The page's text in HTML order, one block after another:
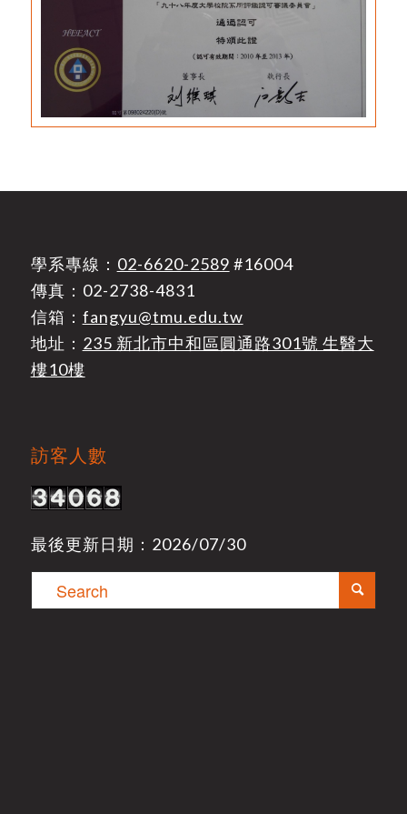
學系專線： 02-6620-2589 #16004
傳真：02-2738-4831
信箱： fangyu@tmu.edu.tw
地址： 235 新北市中和區圓通路301號 生醫大
樓10樓
訪客人數
最後更新日期：2026/07/30